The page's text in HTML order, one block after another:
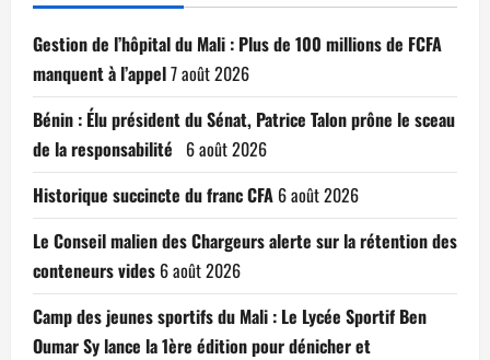
Gestion de l’hôpital du Mali : Plus de 100 millions de FCFA
manquent à l’appel7 août 2026
Bénin : Élu président du Sénat, Patrice Talon prône le sceau
de la responsabilité 6 août 2026
Historique succincte du franc CFA 6 août 2026
Le Conseil malien des Chargeurs alerte sur la rétention des
conteneurs vides 6 août 2026
Camp des jeunes sportifs du Mali : Le Lycée Sportif Ben
Oumar Sy lance la 1ère édition pour dénicher et